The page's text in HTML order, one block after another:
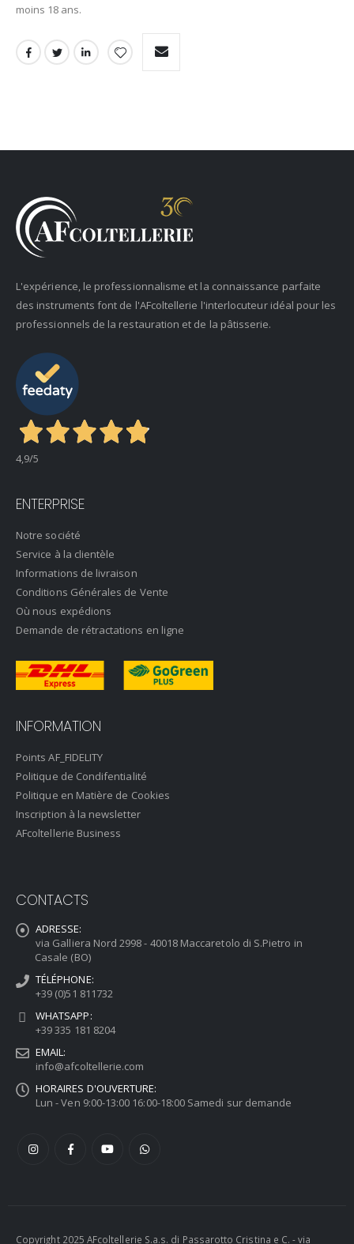
moins 18 ans.
L'expérience, le professionnalisme et la connaissance parfaite
des instruments font de l'AFcoltellerie l'interlocuteur idéal pour les
professionnels de la restauration et de la pâtisserie.
4,9/5
ENTERPRISE
Notre société
Service à la clientèle
Informations de livraison
Conditions Générales de Vente
Où nous expédions
Demande de rétractations en ligne
INFORMATION
Points AF_FIDELITY
Politique de Condifentialité
Politique en Matière de Cookies
Inscription à la newsletter
AFcoltellerie Business
CONTACTS
ADRESSE:
via Galliera Nord 2998 - 40018 Maccaretolo di S.Pietro in
Casale (BO)
TÉLÉPHONE:
+39 (0)51 811732
WHATSAPP:
+39 335 181 8204
EMAIL:
info@afcoltellerie.com
HORAIRES D'OUVERTURE:
Lun - Ven 9:00-13:00 16:00-18:00 Samedi sur demande
Copyright 2025 AFcoltellerie S.a.s. di Passarotto Cristina e C. - via